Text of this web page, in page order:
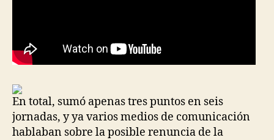
En total, sumó apenas tres puntos en seis
jornadas, y ya varios medios de comunicación
hablaban sobre la posible renuncia de la